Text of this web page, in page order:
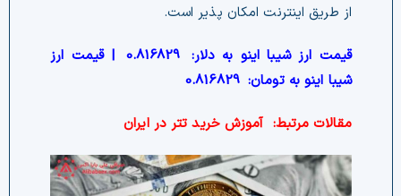
از طریق اینترنت امکان پذیر است.
قیمت ارز شیبا اینو به دلار: 0.816829 | قیمت ارز
شیبا اینو به تومان: 0.816829
مقالات مرتبط: آموزش خرید تتر در ایران